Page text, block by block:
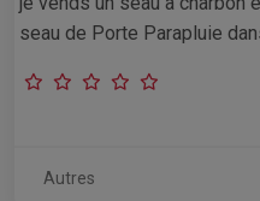
seau de Porte Parapluie
Autres